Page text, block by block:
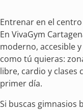
Entrenar en el
En VivaGym
moderno, accesible
como tú quieras:
libre, cardio y clases
primer día.
Si buscas gimnasios